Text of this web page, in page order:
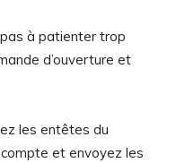
pas à patienter trop
d’ouverture et
les entêtes du
et envoyez les